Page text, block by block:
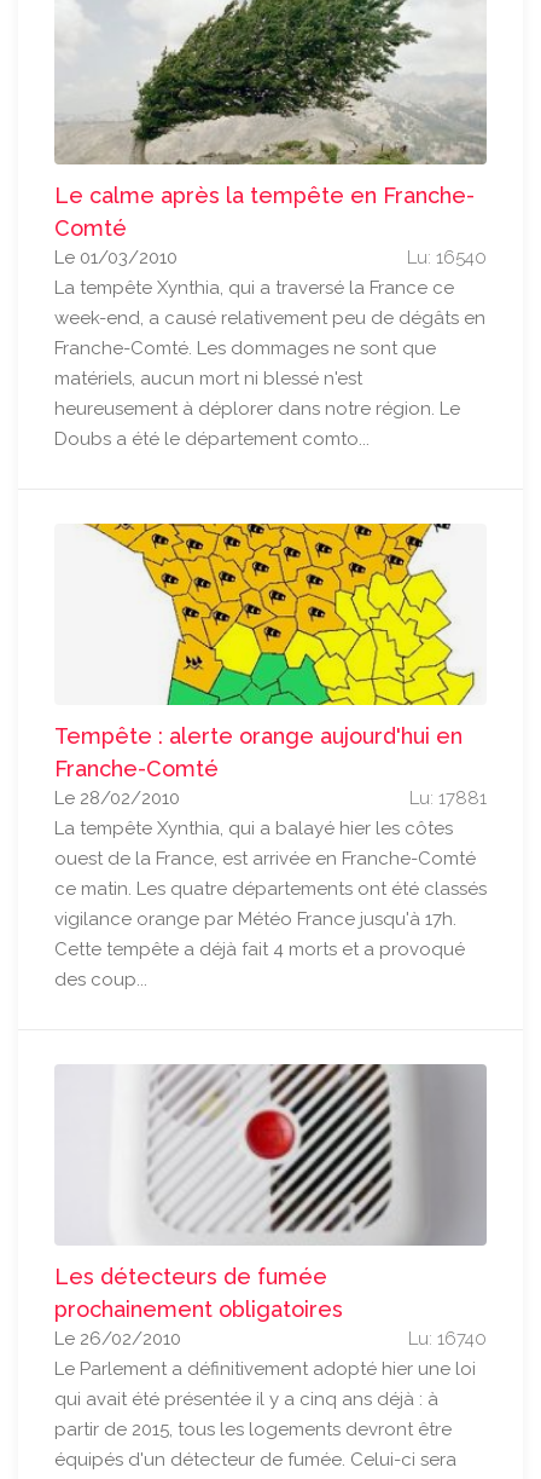
Le calme après la tempête en Franche-
Comté
Lu: 16540
Le 01/03/2010
La tempête Xynthia, qui a traversé la France ce
week-end, a causé relativement peu de dégâts en
Franche-Comté. Les dommages ne sont que
matériels, aucun mort ni blessé n'est
heureusement à déplorer dans notre région. Le
Doubs a été le département comto...
Tempête : alerte orange aujourd'hui en
Franche-Comté
Lu: 17881
Le 28/02/2010
La tempête Xynthia, qui a balayé hier les côtes
ouest de la France, est arrivée en Franche-Comté
ce matin. Les quatre départements ont été classés
vigilance orange par Météo France jusqu'à 17h.
Cette tempête a déjà fait 4 morts et a provoqué
des coup...
Les détecteurs de fumée
prochainement obligatoires
Lu: 16740
Le 26/02/2010
Le Parlement a définitivement adopté hier une loi
qui avait été présentée il y a cinq ans déjà : à
partir de 2015, tous les logements devront être
équipés d'un détecteur de fumée. Celui-ci sera